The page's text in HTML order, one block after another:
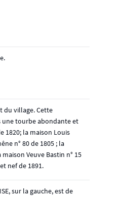
du village. Cette
une tourbe abondante et
1820; la maison Louis
n° 80 de 1805 ; la
Veuve Bastin n° 15
nef de 1891.
sur la gauche, est de